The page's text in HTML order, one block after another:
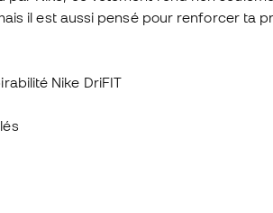
il est aussi pensé pour renforcer ta
Nike DriFIT